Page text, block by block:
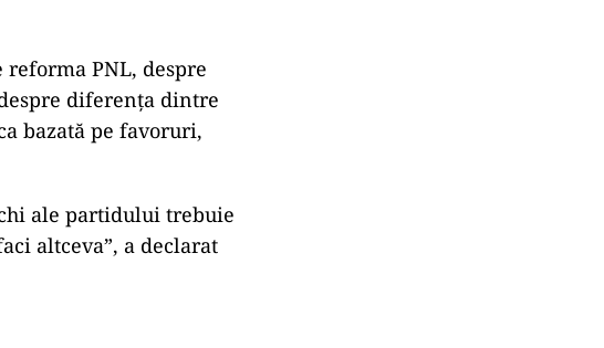
PNL, despre
diferența dintre
bazată pe favoruri,
ale partidului trebuie
altceva”, a declarat